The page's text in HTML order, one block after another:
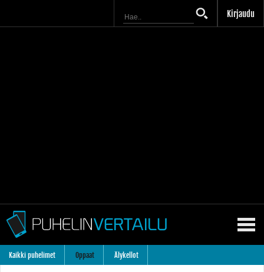
Kirjaudu
Kaikki puhelimet Oppaat Älykellot